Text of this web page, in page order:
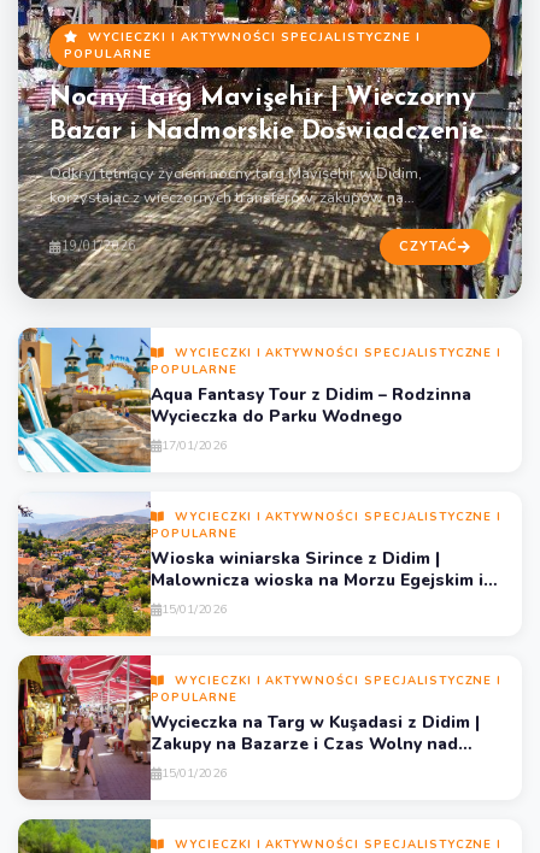
WYCIECZKI I AKTYWNOŚCI SPECJALISTYCZNE I
POPULARNE
Nocny Targ Mavişehir | Wieczorny
Bazar i Nadmorskie Doświadczenie
Odkryj tętniący życiem nocny targ Mavişehir w Didim,
korzystając z wieczornych transferów, zakupów na
tradycyjnym tureckim bazarze, restaura
19/01/2026 CZYTAĆ
WYCIECZKI I AKTYWNOŚCI SPECJALISTYCZNE I
POPULARNE
Aqua Fantasy Tour z Didim – Rodzinna
Wycieczka do Parku Wodnego
17/01/2026
WYCIECZKI I AKTYWNOŚCI SPECJALISTYCZNE I
POPULARNE
Wioska winiarska Sirince z Didim |
Malownicza wioska na Morzu Egejskim i
wycieczka winna
15/01/2026
WYCIECZKI I AKTYWNOŚCI SPECJALISTYCZNE I
POPULARNE
Wycieczka na Targ w Kuşadasi z Didim |
Zakupy na Bazarze i Czas Wolny nad
Morzem
15/01/2026
WYCIECZKI I AKTYWNOŚCI SPECJALISTYCZNE I